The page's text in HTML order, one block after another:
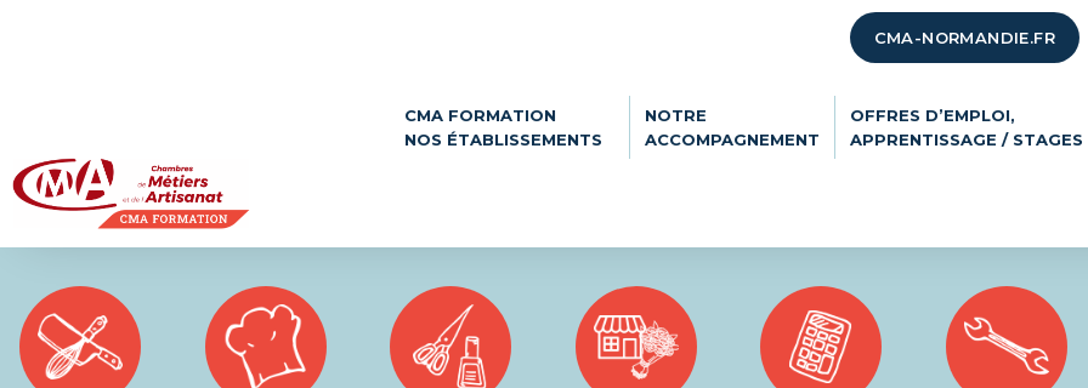
CMA-NORMANDIE.FR
CMA FORMATION
NOS ÉTABLISSEMENTS
NOTRE
ACCOMPAGNEMENT
OFFRES D’EMPLOI,
APPRENTISSAGE / STAGES